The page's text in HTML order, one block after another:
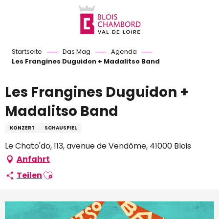
Startseite Das Mag
Agenda
Les Frangines Duguidon + Madalitso Band
Les Frangines Duguidon +
Madalitso Band
KONZERT SCHAUSPIEL
Le Chato'do, 113, avenue de Vendôme, 41000 Blois
Anfahrt
TeilenAjouter aux favoris